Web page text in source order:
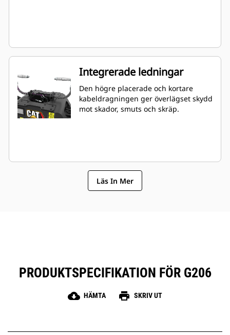
Integrerade ledningar
Den högre placerade och kortare
kabeldragningen ger överlägset skydd
mot skador, smuts och skräp.
Läs In Mer
PRODUKTSPECIFIKATION FÖR G206
cloud_download HÄMTA print SKRIV UT